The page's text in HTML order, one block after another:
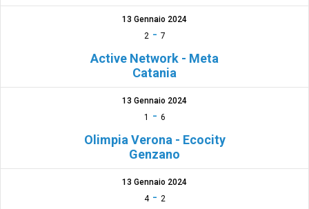
13 Gennaio 2024
2- 7
Active Network - Meta
Catania
13 Gennaio 2024
1
- 6
Olimpia Verona - Ecocity
Genzano
13 Gennaio 2024
4- 2